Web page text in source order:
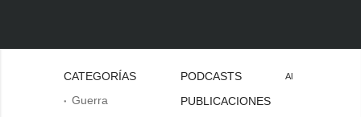
CATEGORÍAS
Guerra
PODCASTS
PUBLICACIONES
Al